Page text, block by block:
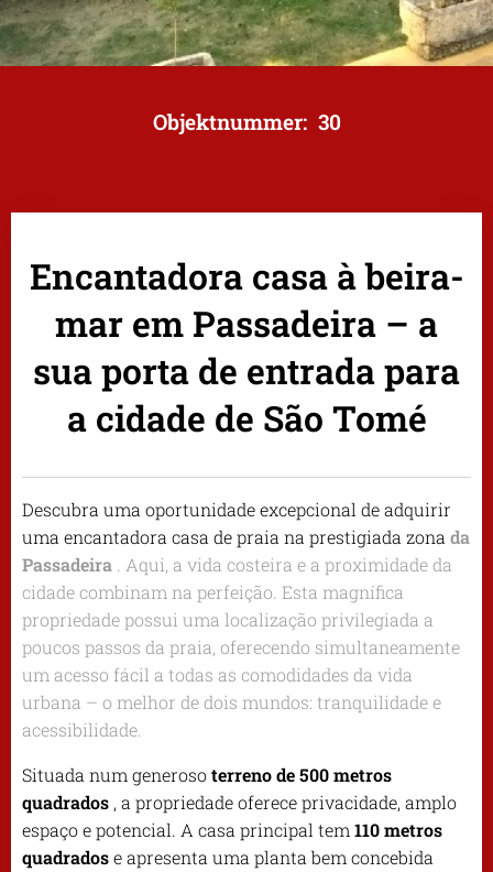
Objektnummer: 30
Encantadora casa à beira-
mar em Passadeira – a
sua porta de entrada para
a cidade de São Tomé
Descubra uma oportunidade excepcional de adquirir
uma encantadora casa de praia na prestigiada zona da
Passadeira . Aqui, a vida costeira e a proximidade da
cidade combinam na perfeição. Esta magnífica
propriedade possui uma localização privilegiada a
poucos passos da praia, oferecendo simultaneamente
um acesso fácil a todas as comodidades da vida
urbana – o melhor de dois mundos: tranquilidade e
acessibilidade.
Situada num generosoterreno de 500 metros
quadrados , a propriedade oferece privacidade, amplo
espaço e potencial. A casa principal tem 110 metros
quadradose apresenta uma planta bem concebida